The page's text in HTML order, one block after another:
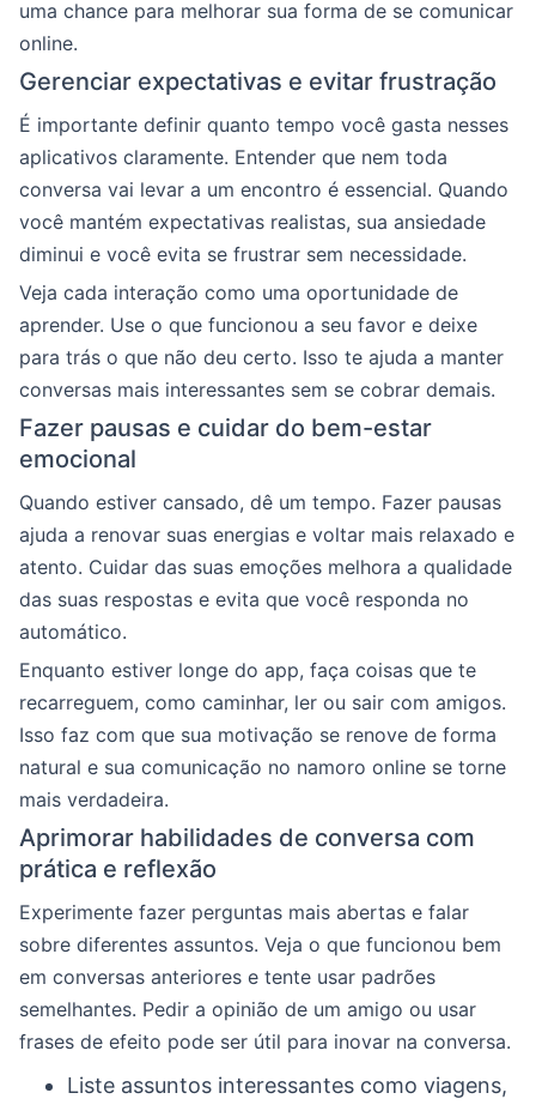
uma chance para melhorar sua forma de se comunicar
online.
Gerenciar expectativas e evitar frustração
É importante definir quanto tempo você gasta nesses
aplicativos claramente. Entender que nem toda
conversa vai levar a um encontro é essencial. Quando
você mantém expectativas realistas, sua ansiedade
diminui e você evita se frustrar sem necessidade.
Veja cada interação como uma oportunidade de
aprender. Use o que funcionou a seu favor e deixe
para trás o que não deu certo. Isso te ajuda a manter
conversas mais interessantes sem se cobrar demais.
Fazer pausas e cuidar do bem-estar
emocional
Quando estiver cansado, dê um tempo. Fazer pausas
ajuda a renovar suas energias e voltar mais relaxado e
atento. Cuidar das suas emoções melhora a qualidade
das suas respostas e evita que você responda no
automático.
Enquanto estiver longe do app, faça coisas que te
recarreguem, como caminhar, ler ou sair com amigos.
Isso faz com que sua motivação se renove de forma
natural e sua comunicação no namoro online se torne
mais verdadeira.
Aprimorar habilidades de conversa com
prática e reflexão
Experimente fazer perguntas mais abertas e falar
sobre diferentes assuntos. Veja o que funcionou bem
em conversas anteriores e tente usar padrões
semelhantes. Pedir a opinião de um amigo ou usar
frases de efeito pode ser útil para inovar na conversa.
Liste assuntos interessantes como viagens,